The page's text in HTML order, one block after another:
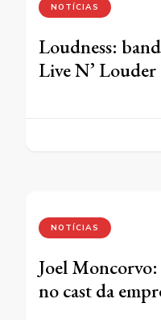
NOTÍCIAS
Loudness:
Live N’ Louder
NOTÍCIAS
Joel
no cast da